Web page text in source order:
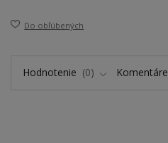
Do obľúbených
Hodnotenie 0 Komentáre